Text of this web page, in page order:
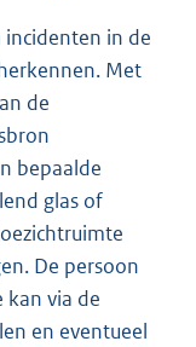
in de
Met
de
bepaalde
glas of
De persoon
kan via de
en eventueel